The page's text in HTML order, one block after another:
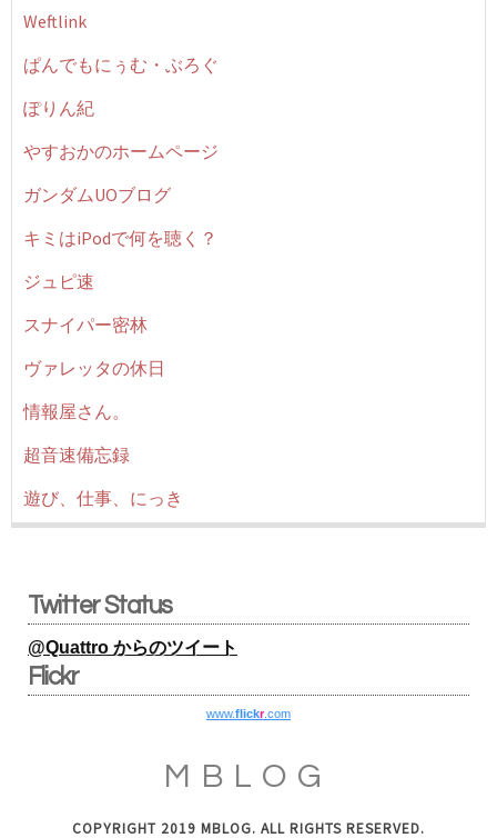
Weftlink
ぱんでもにぅむ・ぶろぐ
ぽりん紀
やすおかのホームページ
ガンダムUOブログ
キミはiPodで何を聴く？
ジュピ速
スナイパー密林
ヴァレッタの休日
情報屋さん。
超音速備忘録
遊び、仕事、にっき
Twitter Status
@Quattro からのツイート
Flickr
www.flickr.com
MBLOG
COPYRIGHT 2019 MBLOG. ALL RIGHTS RESERVED.